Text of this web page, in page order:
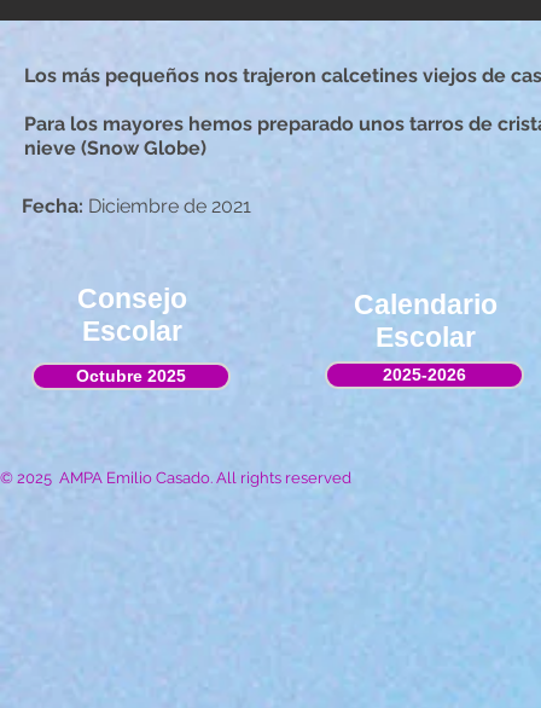
Los más pequeños nos trajeron calcetines viejos de
Para los mayores hemos preparado unos tarros de
nieve (Snow Globe)
Fecha: Diciembre de 2021
Consejo
Escolar
Octubre 2025
Calendario
Escolar
2025-2026
© 2025 AMPA Emilio Casado. All rights reserved